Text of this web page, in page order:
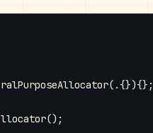
(.{}){};
();